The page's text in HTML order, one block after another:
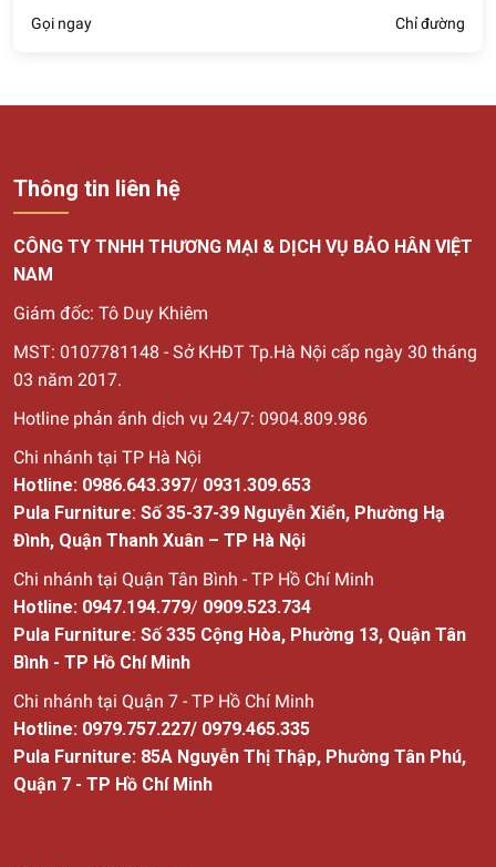
Gọi ngay Chỉ đường
Thông tin liên hệ
CÔNG TY TNHH THƯƠNG MẠI & DỊCH VỤ BẢO HÂN VIỆT
NAM
Giám đốc: Tô Duy Khiêm
MST: 0107781148 - Sở KHĐT Tp.Hà Nội cấp ngày 30 tháng
03 năm 2017.
Hotline phản ánh dịch vụ 24/7: 0904.809.986
Chi nhánh tại TP Hà Nội
Hotline: 0986.643.397/ 0931.309.653
Pula Furniture: Số 35-37-39 Nguyễn Xiển, Phường Hạ
Đình, Quận Thanh Xuân – TP Hà Nội
Chi nhánh tại Quận Tân Bình - TP Hồ Chí Minh
Hotline: 0947.194.779/ 0909.523.734
Pula Furniture: Số 335 Cộng Hòa, Phường 13, Quận Tân
Bình - TP Hồ Chí Minh
Chi nhánh tại Quận 7 - TP Hồ Chí Minh
Hotline: 0979.757.227/ 0979.465.335
Pula Furniture: 85A Nguyễn Thị Thập, Phường Tân Phú,
Quận 7 - TP Hồ Chí Minh